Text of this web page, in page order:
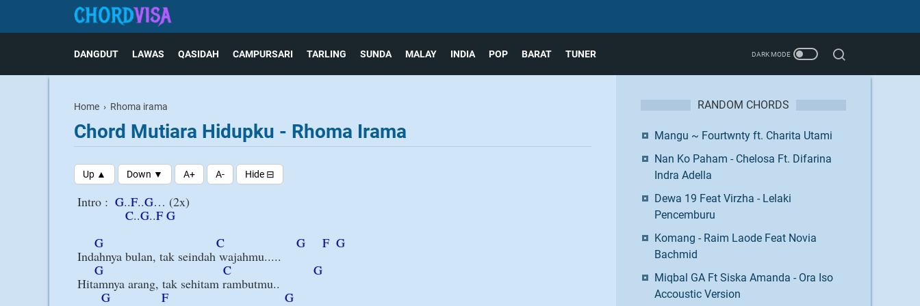
DANGDUT LAWAS QASIDAH CAMPURSARI TARLING SUNDA MALAY INDIA POP BARAT TUNER
Home › Rhoma irama
Chord Mutiara Hidupku - Rhoma Irama
Intro : G..F..G… (2x)
C..G..F G
G
C G F G
Indahnya bulan, tak seindah wajahmu.....
G
C
G
Hitamnya arang, tak sehitam rambutmu..
G
F
G
RANDOM CHORDS
Mangu ~ Fourtwnty ft. Charita Utami
Nan Ko Paham - Chelosa Ft. Difarina
Indra Adella
Dewa 19 Feat Virzha - Lelaki
Pencemburu
Komang - Raim Laode Feat Novia
Bachmid
Miqbal GA Ft Siska Amanda - Ora Iso
Accoustic Version